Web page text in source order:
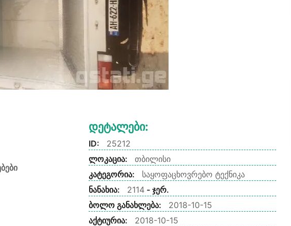
Დეტალები:
ID:
25212
ლოკაცია:
თბილისი
კატეგორია:
საყოფაცხოვრებო ტექნიკა
ნანახია:
2114- ჯერ.
ბოლო განახლება:
2018-10-15
აქტიურია:
2018-10-15